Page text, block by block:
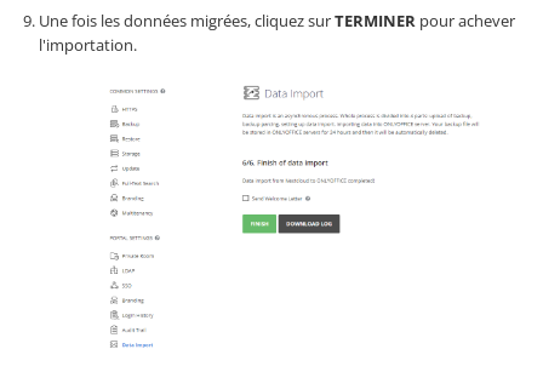
Une fois les données migrées, cliquez surTERMINER pour achever
l'importation.